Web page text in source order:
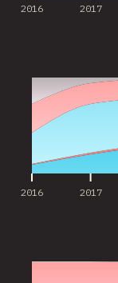
2016 2017
2016 2017